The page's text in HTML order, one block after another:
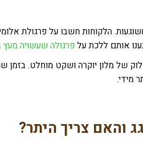
הלקוחות חשבו על פרגולת
אותם ללכת על פרגולה שעשויה מעץ
של מלון יוקרה ושקט מוחלט. בזמן
מידי.
והאם צריך היתר?